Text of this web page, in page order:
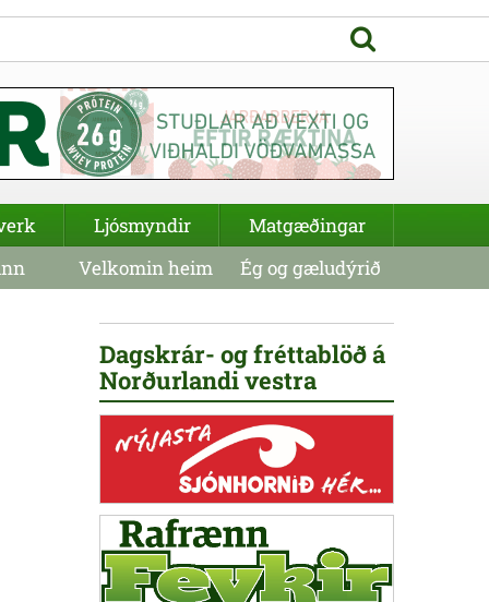
Dagskrár- og fréttablöð á
Norðurlandi vestra
Ljósmyndir
Matgæðingar
Velkomin heim Ég og gæludýrið